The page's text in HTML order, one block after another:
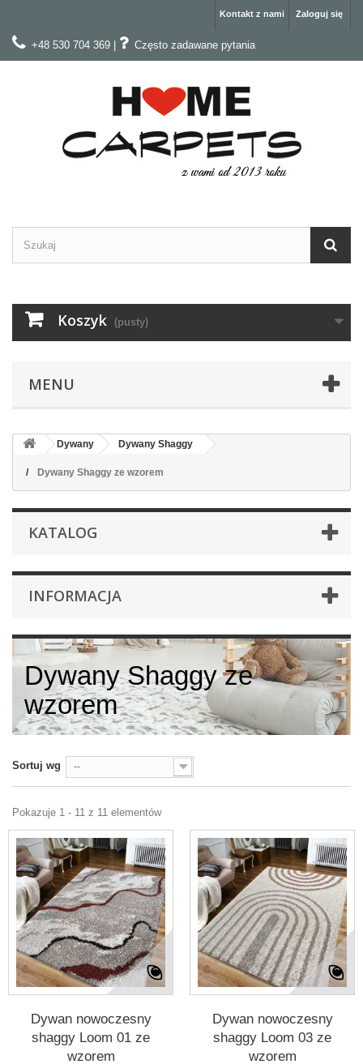
Zaloguj się
Kontakt z nami
+48 530 704 369 Często zadawane pytania
Koszyk (pusty)
MENU
Dywany Dywany Shaggy
Dywany Shaggy ze wzorem
KATALOG
INFORMACJA
Dywany Shaggy ze
wzorem
Sortuj wg --
Pokazuje 1 - 11 z 11 elementów
Dywan nowoczesny
shaggy Loom 01 ze
wzorem
Dywan nowoczesny
shaggy Loom 03 ze
wzorem